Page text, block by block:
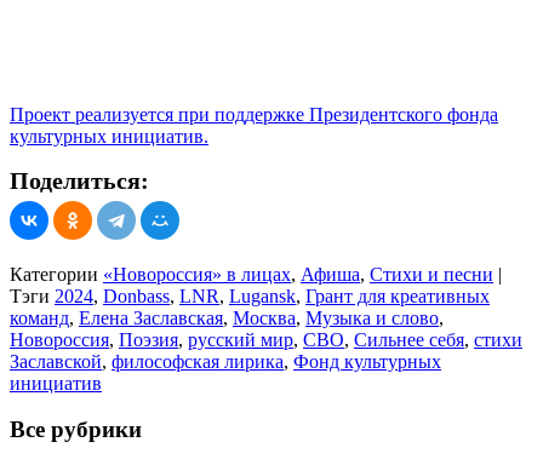
Проект реализуется при поддержке Президентского фонда
культурных инициатив.
Поделиться:
Категории «Новороссия» в лицах, Афиша, Стихи и песни |
Тэги 2024, Donbass, LNR, Lugansk, Грант для креативных
команд, Елена Заславская, Москва, Музыка и слово,
Новороссия, Поэзия, русский мир, СВО, Сильнее себя, стихи
Заславской, философская лирика, Фонд культурных
инициатив
Все рубрики